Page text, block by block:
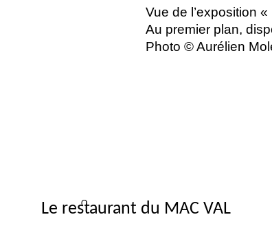
Vue de l’exposition «
Au premier plan,
Photo © Aurélien
Le restaurant du MAC VAL